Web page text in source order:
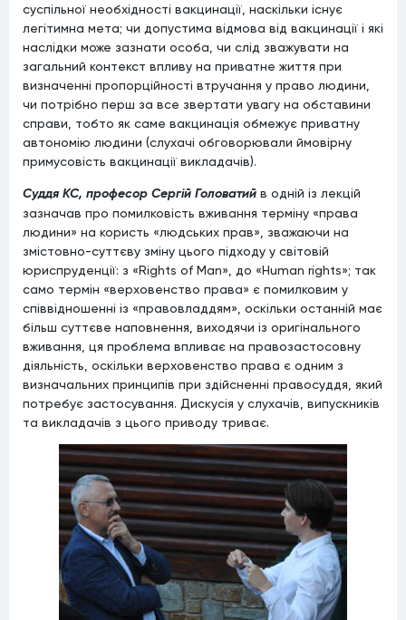
суспільної необхідності вакцинації, наскільки існує
легітимна мета; чи допустима відмова від вакцинації і які
наслідки може зазнати особа, чи слід зважувати на
загальний контекст впливу на приватне життя при
визначенні пропорційності втручання у право людини,
чи потрібно перш за все звертати увагу на обставини
справи, тобто як саме вакцинація обмежує приватну
автономію людини (слухачі обговорювали ймовірну
примусовість вакцинації викладачів).
Суддя КС, професор Сергій Головатий в одній із лекцій
зазначав про помилковість вживання терміну «права
людини» на користь «людських прав», зважаючи на
змістовно-суттєву зміну цього підходу у світовій
юриспруденції: з «Rights of Man», до «Human rights»; так
само термін «верховенство права» є помилковим у
співвідношенні із «правовладдям», оскільки останній має
більш суттєве наповнення, виходячи із оригінального
вживання, ця проблема впливає на правозастосовну
діяльність, оскільки верховенство права є одним з
визначальних принципів при здійсненні правосуддя, який
потребує застосування. Дискусія у слухачів, випускників
та викладачів з цього приводу триває.